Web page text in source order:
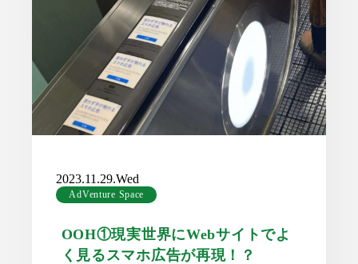
2023.11.29.Wed
AdVenture Space
OOH①現実世界にWebサイトでよ
く見るスマホ広告が再現！？